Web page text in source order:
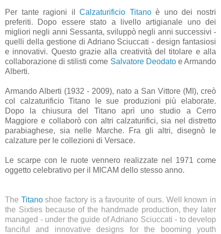
Per tante ragioni ilCalzaturificio Titanoè uno dei nostri
preferiti. Dopo essere stato a livello artigianale uno dei
migliori negli anni Sessanta, sviluppò negli anni successivi -
quelli della gestione di Adriano Sciuccati - design fantasiosi
e innovativi. Questo grazie alla creatività del titolare e alla
collaborazione di stilisti come Salvatore Deodatoe Armando
Alberti.
Armando Alberti (1932 - 2009), nato a San Vittore (MI), creò
col calzaturificio Titano le sue produzioni più elaborate.
Dopo la chiusura del Titano aprì uno studio a Cerro
Maggiore e collaborò con altri calzaturifici, sia nel distretto
parabiaghese, sia nelle Marche. Fra gli altri, disegnò le
calzature per le collezioni di Versace.
Le scarpe con le ruote vennero realizzate nel 1971 come
oggetto celebrativo per il MICAM dello stesso anno.
The Titanoshoe factory is a favourite of ours. Well known in
the Sixties because of the handmade production, they later
managed - under the guide of Adriano Sciuccati - to develop
fanciful and innovative designs for the booming youth